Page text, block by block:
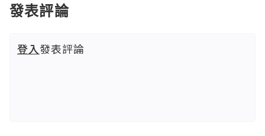
發表評論
登入發表評論